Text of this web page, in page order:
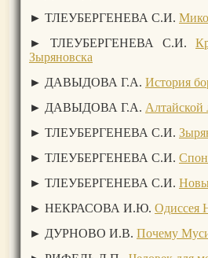
► ТЛЕУБЕРГЕНЕВА С.И.
► ТЛЕУБЕРГЕНЕВА С.И.
Зыряновска
► ДАВЫДОВА Г.А. История
► ДАВЫДОВА Г.А. Алтайской
► ТЛЕУБЕРГЕНЕВА С.И.
► ТЛЕУБЕРГЕНЕВА С.И.
► ТЛЕУБЕРГЕНЕВА С.И.
► НЕКРАСОВА И.Ю. Одиссея
► ДУРНОВО И.В. Почему